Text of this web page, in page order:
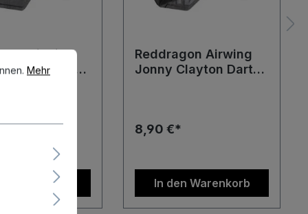
Airwing
Dart
Warenkorb
Reddragon Airwing
Jonny Clayton Dart
8,90 €*
In den Warenkorb
Mehr Informationen ...
Mehr